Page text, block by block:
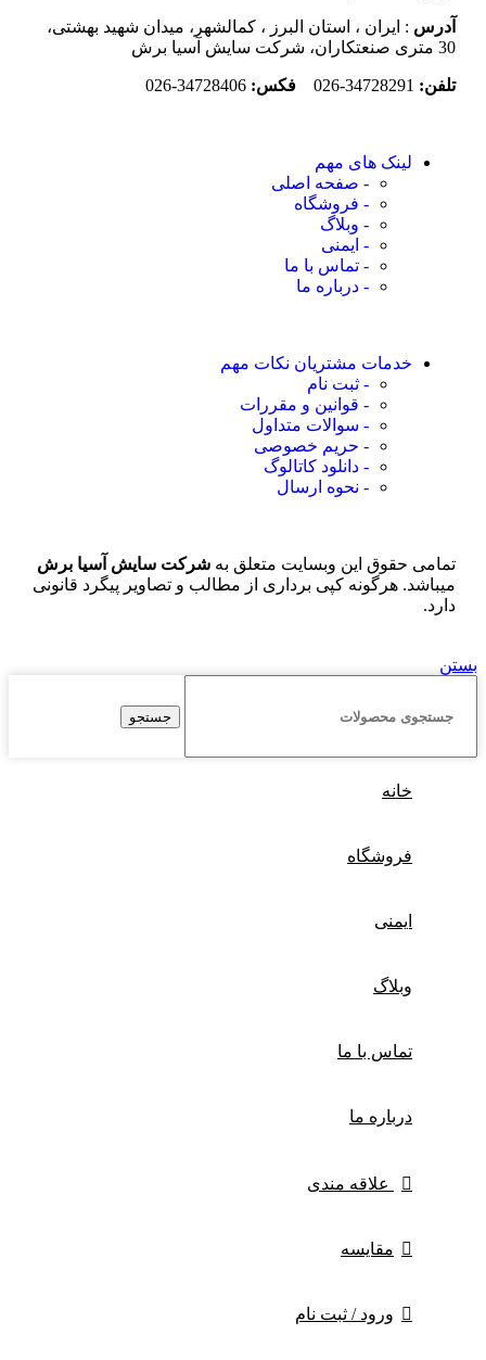
آدرس : ایران ، استان البرز ، کمالشهر، میدان شهید بهشتی،
30 متری صنعتکاران، شرکت سایش آسیا برش
تلفن: 34728291-026 فکس:
لینک های مهم
- صفحه اصلی
- فروشگاه
- وبلاگ
- ایمنی
- تماس با ما
- درباره ما
خدمات مشتریان نکات مهم
- ثبت نام
- قوانین و مقررات
- سوالات متداول
- حریم خصوصی
- دانلود کاتالوگ
- نحوه ارسال
تمامی حقوق این وبسایت متعلق به شرکت سایش آسیا برش
میباشد. هرگونه کپی برداری از مطالب و تصاویر پیگرد قانونی
دارد.
بستن
جستجو
خانه
فروشگاه
ایمنی
وبلاگ
تماس با ما
درباره ما
علاقه مندی
مقایسه
ورود / ثبت نام